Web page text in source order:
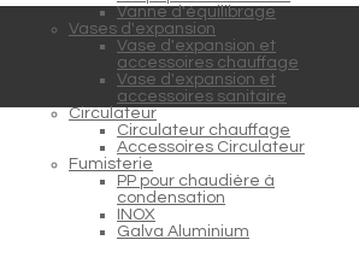
Vanne d'équilibrage
Vases d'expansion
Vase d'expansion et
accessoires chauffage
Vase d'expansion et
accessoires sanitaire
Circulateur
Circulateur chauffage
Accessoires Circulateur
Fumisterie
PP pour chaudière à
condensation
INOX
Galva Aluminium